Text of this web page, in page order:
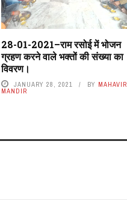
28-01-2021–राम रसोई में भोजन
ग्रहण करने वाले भक्तों की संख्या का
विवरण।
JANUARY 28, 2021 BY MAHAVIR
MANDIR